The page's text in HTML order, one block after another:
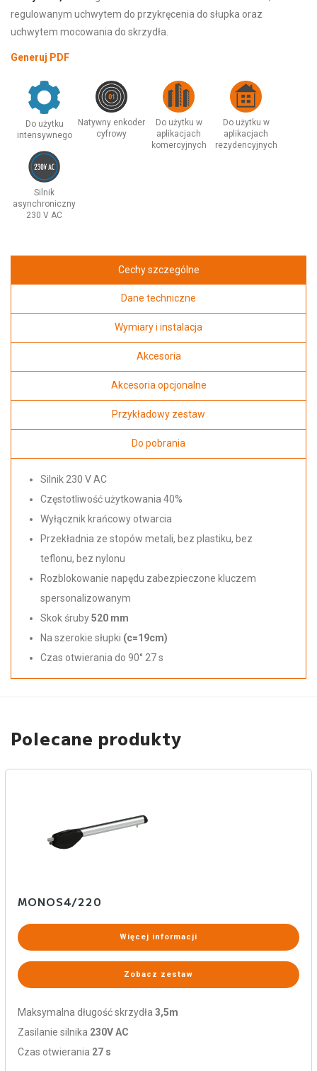
regulowanym uchwytem do przykręcenia do słupka oraz
uchwytem mocowania do skrzydła.
Generuj PDF
Do użytku
intensywnego
Natywny enkoder
cyfrowy
Do użytku w
aplikacjach
komercyjnych
Do użytku w
aplikacjach
rezydencyjnych
Silnik
asynchroniczny
230 V AC
Cechy szczególne
Dane techniczne
Wymiary i instalacja
Akcesoria
Akcesoria opcjonalne
Przykładowy zestaw
Do pobrania
Silnik 230 V AC
Częstotliwość użytkowania 40%
Wyłącznik krańcowy otwarcia
Przekładnia ze stopów metali, bez plastiku, bez
teflonu, bez nylonu
Rozblokowanie napędu zabezpieczone kluczem
spersonalizowanym
Skok śruby520 mm
Na szerokie słupki (c=19cm)
Czas otwierania do 90° 27 s
Polecane produkty
MONOS4/220
Więcej informacji
Zobacz zestaw
Maksymalna długość skrzydła 3,5m
Zasilanie silnika 230V AC
Czas otwierania 27 s